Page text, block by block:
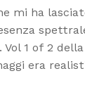
mi ha
1 of 2
era